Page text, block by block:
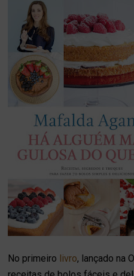
No primeiro livro, lançado na